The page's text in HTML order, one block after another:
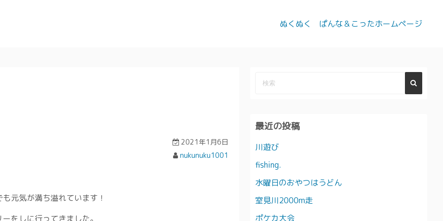
ぬくぬく ぱんな＆こったホームページ
2021年1月6日
nukunuku1001
元気が満ち溢れています！
をしに行ってきました。
最近の投稿
川遊び
fishing.
水曜日のおやつはうどん
室見川2000m走
ポケカ大会